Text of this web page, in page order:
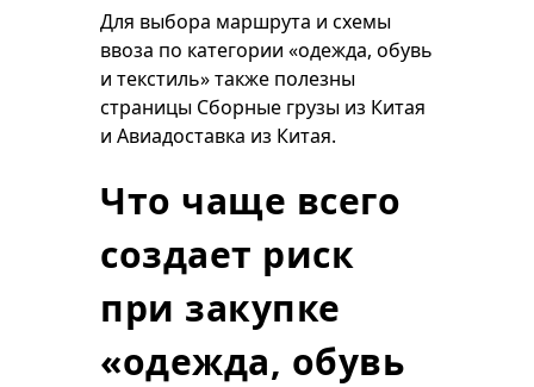
Для выбора маршрута и схемы
ввоза по категории «одежда, обувь
и текстиль» также полезны
страницы Сборные грузы из Китая
и Авиадоставка из Китая.
Что чаще всего
создает риск
при закупке
«одежда, обувь